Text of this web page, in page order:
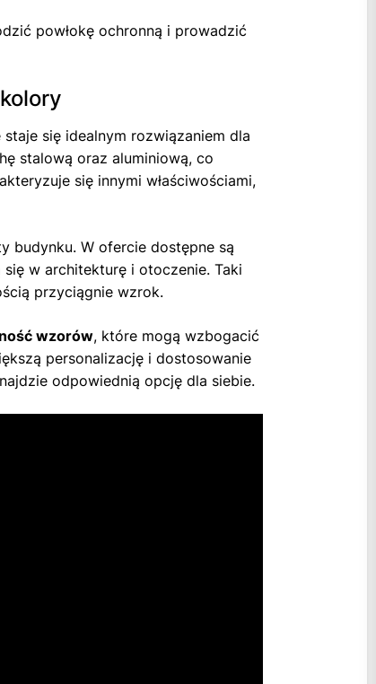
powłokę ochronną i prowadzić
staje się idealnym rozwiązaniem dla
stalową oraz aluminiową, co
się innymi właściwościami,
budynku. W ofercie dostępne są
w architekturę i otoczenie. Taki
przyciągnie wzrok.
wzorów, które mogą wzbogacić
personalizację i dostosowanie
odpowiednią opcję dla siebie.